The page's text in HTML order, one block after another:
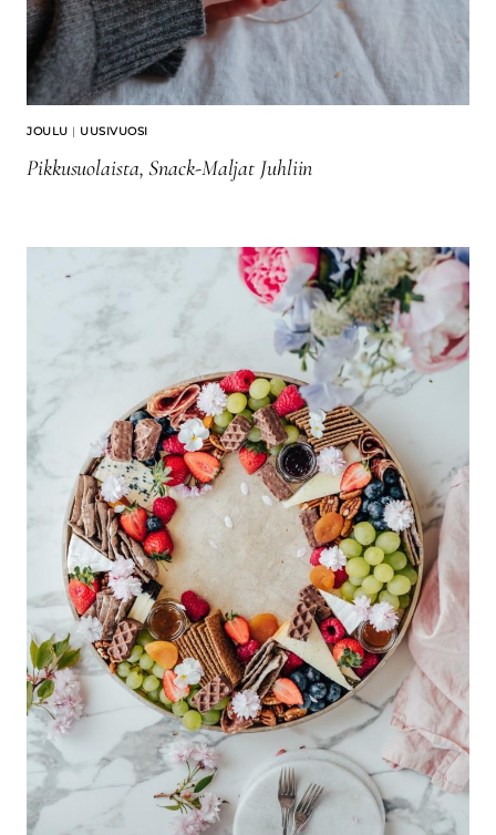
JOULU | UUSIVUOSI
Pikkusuolaista, Snack-Maljat Juhliin